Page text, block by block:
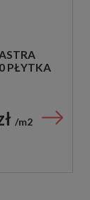
PŁYTKA
m2